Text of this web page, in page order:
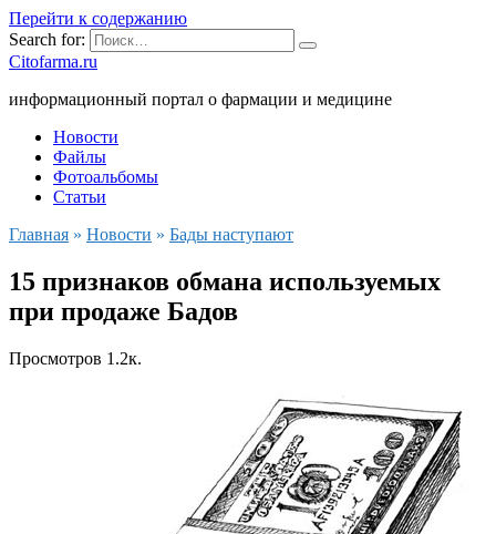
Перейти к содержанию
Search for:
Citofarma.ru
информационный портал о фармации и медицине
Новости
Файлы
Фотоальбомы
Статьи
Главная » Новости » Бады наступают
15 признаков обмана используемых
при продаже Бадов
Просмотров 1.2к.